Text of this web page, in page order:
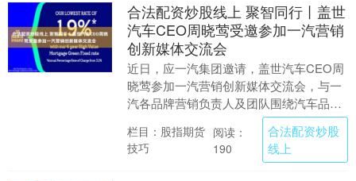
合法配资炒股线上 聚智同行丨盖世
汽车CEO周晓莺受邀参加一汽营销
创新媒体交流会
近日，应一汽集团邀请，盖世汽车CEO周
晓莺参加一汽营销创新媒体交流会，与一
汽各品牌营销负责人及团队围绕汽车品牌
传播、营销创新、用户洞察及产业发展趋
势等议题展开深....
栏目：股指期货
技巧
阅读：
190
合法配资炒股
线上